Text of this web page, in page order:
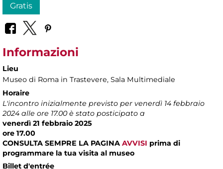
Gratis
Informazioni
Lieu
Museo di Roma in Trastevere, Sala Multimediale
Horaire
L'incontro inizialmente previsto per venerdì 14 febbraio
2024 alle ore 17.00 è stato posticipato a
venerdì 21 febbraio 2025
ore 17.00
CONSULTA SEMPRE LA PAGINA AVVISI prima di
programmare la tua visita al museo
Billet d'entrée